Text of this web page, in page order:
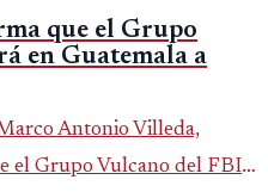
que el Grupo
en Guatemala a
Antonio Villeda,
el Grupo Vulcano del FBI